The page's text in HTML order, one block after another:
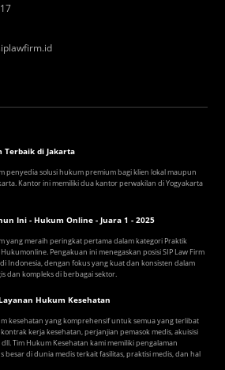
Terbaik di Jakarta
penyedia solusi hukum premium bagi klien lokal maupun
Kantor ini memiliki dua kantor perwakilan di Yogyakarta
Ini - Hukum Online - Juara 1 - 2025
yang meraih peringkat pertama dalam kategori Praktik
Pengakuan ini menegaskan posisi SIP Law Firm
Indonesia, dengan fokus yang kuat dan konsisten dalam
dan kompleks di berbagai sektor.
Hukum Kesehatan
kesehatan yang komprehensif untuk semua yang terlibat
kerja kesehatan, perjanjian pemasok medis, akuisisi
Tim Hukum Kesehatan kami memiliki pengalaman
di dunia medis terkait fasilitas, praktisi medis, dan hal